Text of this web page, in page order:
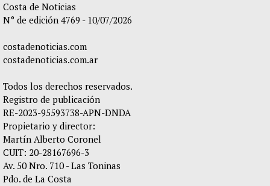
Costa de Noticias
N° de edición 4769 - 10/07/2026
costadenoticias.com
costadenoticias.com.ar
Todos los derechos reservados.
Registro de publicación
RE-2023-95593738-APN-DNDA
Propietario y director:
Martín Alberto Coronel
CUIT: 20-28167696-3
Av. 50 Nro. 710 - Las Toninas
Pdo. de La Costa